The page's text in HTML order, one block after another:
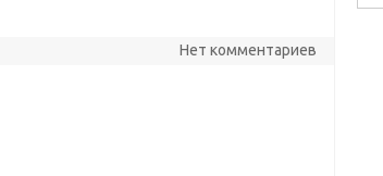
Нет комментариев